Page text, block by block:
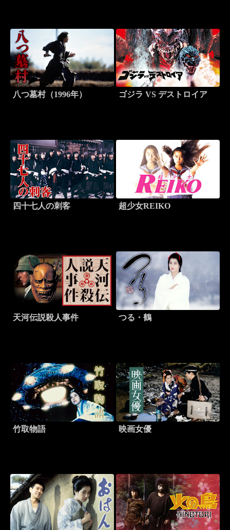
八つ墓村（1996年） ゴジラ VS デストロイア
四十七人の刺客 超少女REIKO
天河伝説殺人事件 つる・鶴
竹取物語 映画女優